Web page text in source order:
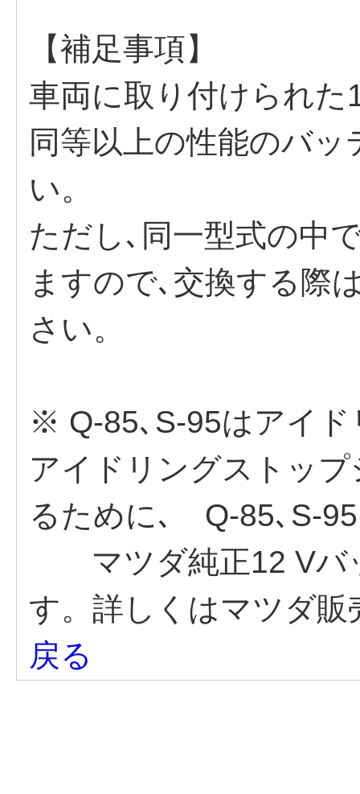
【補足事項】
車両に取り付けられ
同等以上の性能のバ
い。
ただし､同一型式の中
ますので､交換する際
さい。
※ Q-85､S-95はアイ
アイドリングストッ
るために､ Q-85､S-
マツダ純正12 Vバ
す。詳しくはマツダ
戻る